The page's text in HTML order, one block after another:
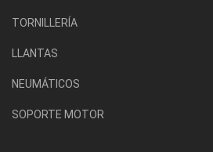
TORNILLERÍA
LLANTAS
NEUMÁTICOS
SOPORTE MOTOR